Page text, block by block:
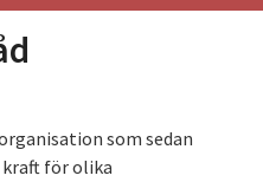
som sedan
för olika